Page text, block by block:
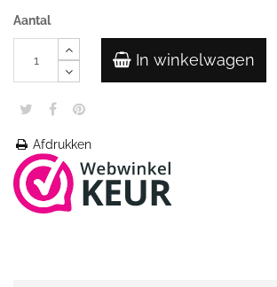
Aantal
In winkelwagen
Afdrukken